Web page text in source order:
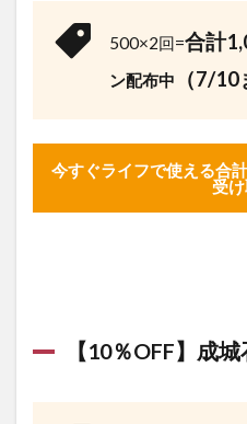
500×2回=合計
ン配布中
（7/10
今すぐライフで使える合
受
【10％OFF】成